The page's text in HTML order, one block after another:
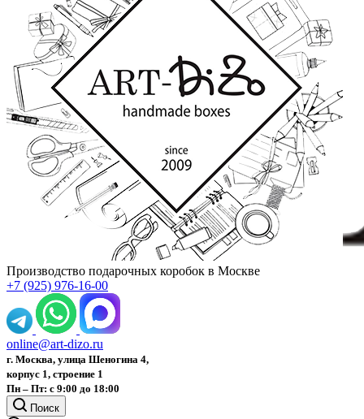
Производство подарочных коробок в Москве
+7 (925) 976-16-00
online@art-dizo.ru
г. Москва, улица Шеногина 4,
корпус 1, строение 1
Пн – Пт: с 9:00 до 18:00
Поиск